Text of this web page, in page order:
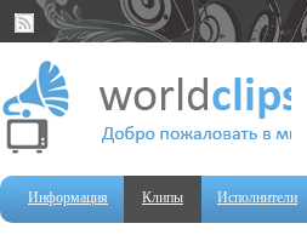
Информация Клипы Исполнители